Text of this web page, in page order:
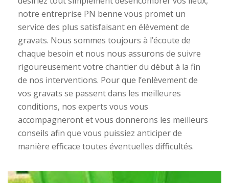
notre entreprise PN benne vous promet un
service des plus satisfaisant en élèvement de
gravats. Nous sommes toujours à l’écoute de
chaque besoin et nous nous assurons de suivre
rigoureusement votre chantier du début à la fin
de nos interventions. Pour que l’enlèvement de
vos gravats se passent dans les meilleures
conditions, nos experts vous vous
accompagneront et vous donnerons les meilleurs
conseils afin que vous puissiez anticiper de
manière efficace toutes éventuelles difficultés.